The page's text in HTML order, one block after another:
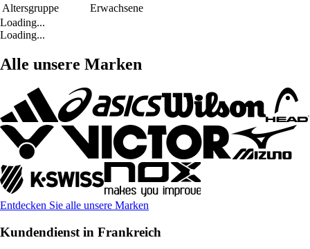
Altersgruppe
Erwachsene
Loading...
Loading...
Alle unsere Marken
Entdecken Sie alle unsere Marken
Kundendienst in Frankreich